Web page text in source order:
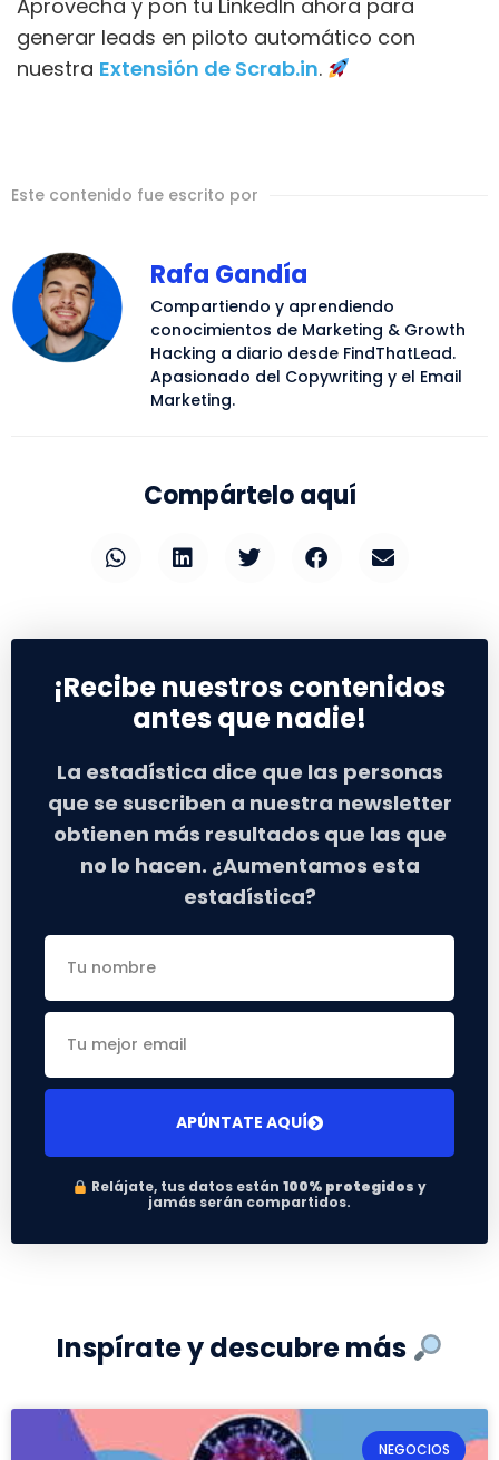
Aprovecha y pon tu LinkedIn ahora para
generar leads en piloto automático con
nuestra Extensión de Scrab.in.
Este contenido fue escrito por
Rafa Gandía
Compartiendo y aprendiendo
conocimientos de Marketing & Growth
Hacking a diario desde FindThatLead.
Apasionado del Copywriting y el Email
Marketing.
Compártelo aquí
¡Recibe nuestros contenidos
antes que nadie!
La estadística dice que las personas
que se suscriben a nuestra newsletter
obtienen más resultados que las que
no lo hacen. ¿Aumentamos esta
estadística?
APÚNTATE AQUÍ
Relájate, tus datos están 100% protegidos y
jamás serán compartidos.
Inspírate y descubre más
NEGOCIOS